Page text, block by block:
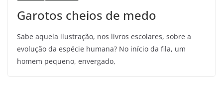
Garotos cheios de medo
Sabe aquela ilustração, nos livros escolares, sobre a
evolução da espécie humana? No início da fila, um
homem pequeno, envergado,